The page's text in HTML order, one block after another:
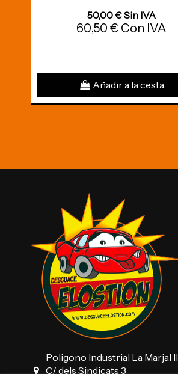
50,00 € Sin IVA
60,50 € Con IVA
Añadir a la cesta
Poligono Industrial La Marjal II
C/ dels Sindicats 3